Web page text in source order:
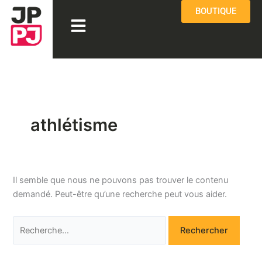
Aller
contenu
Menu BOUTIQUE
athlétisme
Il semble que nous ne pouvons pas trouver le contenu
demandé. Peut-être qu’une recherche peut vous aider.
Rechercher :